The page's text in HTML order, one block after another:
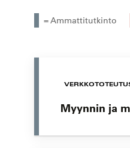
= Ammattitutkinto
Myynnin ja